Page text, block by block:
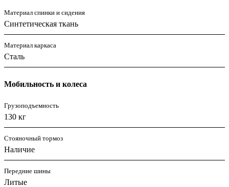
Материал спинки и сидения
Синтетическая ткань
Материал каркаса
Сталь
Мобильность и колеса
Грузоподъемность
130 кг
Стояночный тормоз
Наличие
Передние шины
Литые